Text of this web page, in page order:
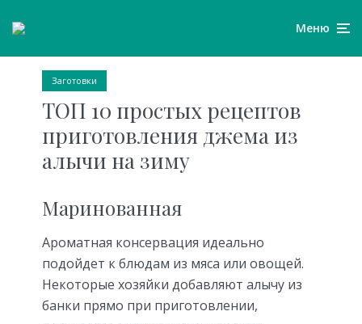
Меню
Заготовки
ТОП 10 простых рецептов
приготовления джема из
алычи на зиму
Маринованная
Ароматная консервация идеально
подойдет к блюдам из мяса или овощей.
Некоторые хозяйки добавляют алычу из
банки прямо при приготовлении,